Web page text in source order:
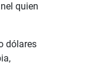
quien
dólares